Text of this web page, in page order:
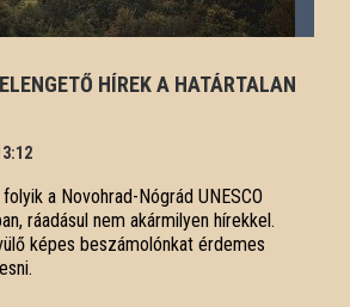
HÍREK A HATÁRTALAN
a Novohrad-Nógrád UNESCO
ráadásul nem akármilyen hírekkel.
képes beszámolónkat érdemes